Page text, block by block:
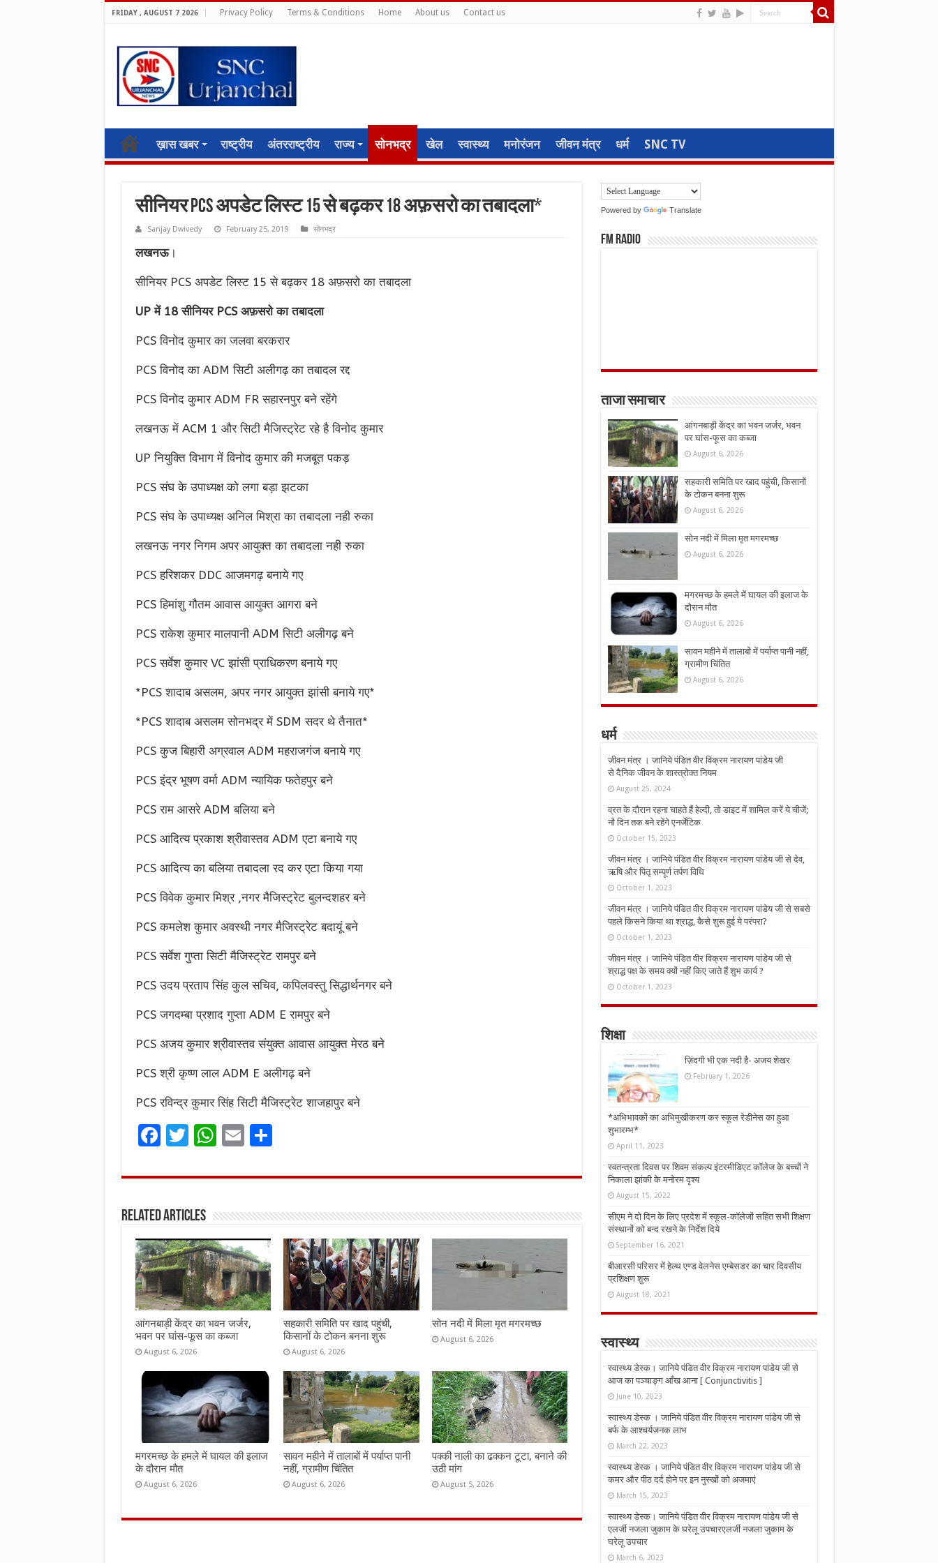
FRIDAY , AUGUST 7 2026 Privacy Policy Terms & Conditions Home About us Contact us
ख़ास खबर राष्ट्रीय अंतरराष्ट्रीय राज्य सोनभद्र खेल स्वास्थ्य मनोरंजन जीवन मंत्र धर्म SNC TV
सीनियर PCS अपडेट लिस्ट 15 से बढ़कर 18 अफ़सरो का तबादला*
Sanjay Dwivedy February 25, 2019 सोनभद्र
लखनऊ।
सीनियर PCS अपडेट लिस्ट 15 से बढ़कर 18 अफ़सरो का तबादला
UP में 18 सीनियर PCS अफ़सरो का तबादला
PCS विनोद कुमार का जलवा बरकरार
PCS विनोद का ADM सिटी अलीगढ़ का तबादल रद्द
PCS विनोद कुमार ADM FR सहारनपुर बने रहेंगे
लखनऊ में ACM 1 और सिटी मैजिस्ट्रेट रहे है विनोद कुमार
UP नियुक्ति विभाग में विनोद कुमार की मजबूत पकड़
PCS संघ के उपाध्यक्ष को लगा बड़ा झटका
PCS संघ के उपाध्यक्ष अनिल मिश्रा का तबादला नही रुका
लखनऊ नगर निगम अपर आयुक्त का तबादला नही रुका
PCS हरिशकर DDC आजमगढ़ बनाये गए
PCS हिमांशु गौतम आवास आयुक्त आगरा बने
PCS राकेश कुमार मालपानी ADM सिटी अलीगढ़ बने
PCS सर्वेश कुमार VC झांसी प्राधिकरण बनाये गए
*PCS शादाब असलम, अपर नगर आयुक्त झांसी बनाये गए*
*PCS शादाब असलम सोनभद्र में SDM सदर थे तैनात*
PCS कुज बिहारी अग्रवाल ADM महराजगंज बनाये गए
PCS इंद्र भूषण वर्मा ADM न्यायिक फतेहपुर बने
PCS राम आसरे ADM बलिया बने
PCS आदित्य प्रकाश श्रीवास्तव ADM एटा बनाये गए
PCS आदित्य का बलिया तबादला रद कर एटा किया गया
PCS विवेक कुमार मिश्र ,नगर मैजिस्ट्रेट बुलन्दशहर बने
PCS कमलेश कुमार अवस्थी नगर मैजिस्ट्रेट बदायूं बने
PCS सर्वेश गुप्ता सिटी मैजिस्ट्रेट रामपुर बने
PCS उदय प्रताप सिंह कुल सचिव, कपिलवस्तु सिद्धार्थनगर बने
PCS जगदम्बा प्रशाद गुप्ता ADM E रामपुर बने
PCS अजय कुमार श्रीवास्तव संयुक्त आवास आयुक्त मेरठ बने
PCS श्री कृष्ण लाल ADM E अलीगढ़ बने
PCS रविन्द्र कुमार सिंह सिटी मैजिस्ट्रेट शाजहापुर बने
F
ce
o
o
k
T
it
r
W
at
A
p
p
E
ai
S
ar
Related Articles
आंगनबाड़ी केंद्र का भवन जर्जर,
भवन पर घांस-फूस का कब्जा
August 6, 2026
सहकारी समिति पर खाद पहुंची,
किसानों के टोकन बनना शुरू
August 6, 2026
सोन नदी में मिला मृत मगरमच्छ
August 6, 2026
मगरमच्छ के हमले में घायल की इलाज
के दौरान मौत
August 6, 2026
सावन महीने में तालाबों में पर्याप्त पानी
नहीं, ग्रामीण चिंतित
August 6, 2026
पक्की नाली का ढक्कन टूटा, बनाने की
उठी मांग
August 5, 2026
Powered by Translate
FM Radio
ताजा समाचार
आंगनबाड़ी केंद्र का भवन जर्जर, भवन
पर घांस-फूस का कब्जा
August 6, 2026
सहकारी समिति पर खाद पहुंची, किसानों
के टोकन बनना शुरू
August 6, 2026
सोन नदी में मिला मृत मगरमच्छ
August 6, 2026
मगरमच्छ के हमले में घायल की इलाज के
दौरान मौत
August 6, 2026
सावन महीने में तालाबों में पर्याप्त पानी नहीं,
ग्रामीण चिंतित
August 6, 2026
धर्म
जीवन मंत्र । जानिये पंडित वीर विक्रम नारायण पांडेय जी
से दैनिक जीवन के शास्त्रोक्त नियम
August 25, 2024
व्रत के दौरान रहना चाहते हैं हेल्दी, तो डाइट में शामिल करें ये चीजें;
नौ दिन तक बने रहेंगे एनर्जेटिक
October 15, 2023
जीवन मंत्र । जानिये पंडित वीर विक्रम नारायण पांडेय जी से देव,
ऋषि और पितृ सम्पूर्ण तर्पण विधि
October 1, 2023
जीवन मंत्र । जानिये पंडित वीर विक्रम नारायण पांडेय जी से सबसे
पहले किसने किया था श्राद्ध, कैसे शुरू हुई ये परंपरा?
October 1, 2023
जीवन मंत्र । जानिये पंडित वीर विक्रम नारायण पांडेय जी से
श्राद्ध पक्ष के समय क्यों नहीं किए जाते हैं शुभ कार्य ?
October 1, 2023
शिक्षा
ज़िंदगी भी एक नदी है- अजय शेखर
February 1, 2026
*अभिभावकों का अभिमुखीकरण कर स्कूल रेडीनेस का हुआ
शुभारम्भ*
April 11, 2023
स्वतन्त्रता दिवस पर शिवम संकल्प इंटरमीडिएट कॉलेज के बच्चों ने
निकाला झांकी के मनोरम दृश्य
August 15, 2022
सीएम ने दो दिन के लिए प्रदेश में स्कूल-कॉलेजों सहित सभी शिक्षण
संस्थानों को बन्द रखने के निर्देश दिये
September 16, 2021
बीआरसी परिसर में हेल्थ एण्ड वेलनेस एम्बेसडर का चार दिवसीय
प्रशिक्षण शुरू
August 18, 2021
स्वास्थ्य
स्वास्थ्य डेस्क। जानिये पंडित वीर विक्रम नारायण पांडेय जी से
आज का पञ्चाङ्ग आँख आना [ Conjunctivitis ]
June 10, 2023
स्वास्थ्य डेस्क । जानिये पंडित वीर विक्रम नारायण पांडेय जी से
बर्फ के आश्चर्यजनक लाभ
March 22, 2023
स्वास्थ्य डेस्क । जानिये पंडित वीर विक्रम नारायण पांडेय जी से
कमर और पीठ दर्द होने पर इन नुस्‍खों को अजमाएं
March 15, 2023
स्वास्थ्य डेस्क। जानिये पंडित वीर विक्रम नारायण पांडेय जी से
एलर्जी नजला जुकाम के घरेलू उपचारएलर्जी नजला जुकाम के
घरेलू उपचार
March 6, 2023